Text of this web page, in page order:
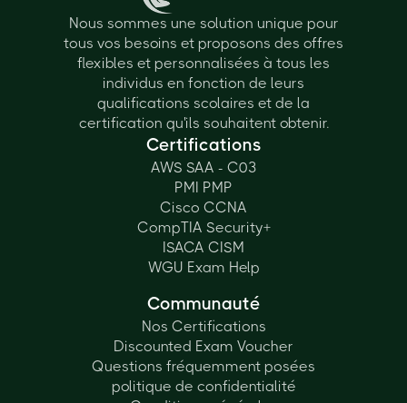
Nous sommes une solution unique pour
tous vos besoins et proposons des offres
flexibles et personnalisées à tous les
individus en fonction de leurs
qualifications scolaires et de la
certification qu'ils souhaitent obtenir.
Certifications
AWS SAA - C03
PMI PMP
Cisco CCNA
CompTIA Security+
ISACA CISM
WGU Exam Help
Communauté
Nos Certifications
Discounted Exam Voucher
Questions fréquemment posées
politique de confidentialité